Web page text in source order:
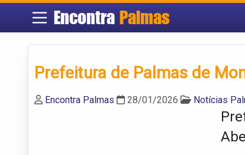
Encontra Palmas
Prefeitura de Palmas de
Encontra Palmas 28/01/2026 Notícias